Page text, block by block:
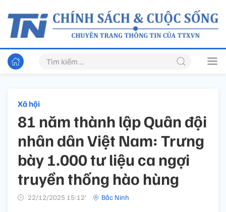
Xã hội
81 năm thành lập Quân đội
nhân dân Việt Nam: Trưng
bày 1.000 tư liệu ca ngợi
truyền thống hào hùng
22/12/2025 15:12’ Bắc Ninh